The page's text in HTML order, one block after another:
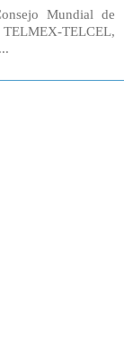
Mundial de
TELCEL,